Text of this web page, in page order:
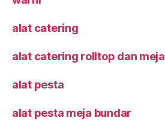
alat catering
alat catering rolltop dan meja
alat pesta
alat pesta meja bundar